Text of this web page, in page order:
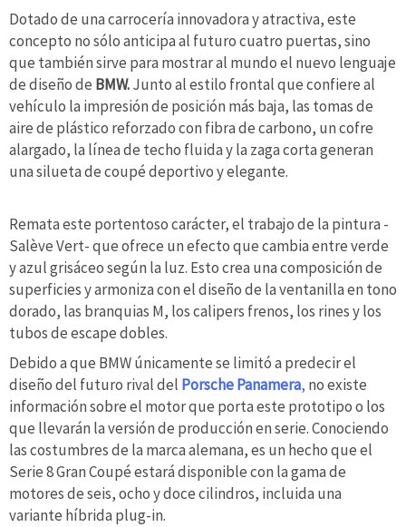
Dotado de una carrocería innovadora y atractiva, este
concepto no sólo anticipa al futuro cuatro puertas, sino
que también sirve para mostrar al mundo el nuevo lenguaje
de diseño de BMW.Junto al estilo frontal que confiere al
vehículo la impresión de posición más baja, las tomas de
aire de plástico reforzado con fibra de carbono, un cofre
alargado, la línea de techo fluida y la zaga corta generan
una silueta de coupé deportivo y elegante.
Remata este portentoso carácter, el trabajo de la pintura -
Salève Vert- que ofrece un efecto que cambia entre verde
y azul grisáceo según la luz. Esto crea una composición de
superficies y armoniza con el diseño de la ventanilla en tono
dorado, las branquias M, los calipers frenos, los rines y los
tubos de escape dobles.
Debido a que BMW únicamente se limitó a predecir el
diseño del futuro rival del Porsche Panamera, no existe
información sobre el motor que porta este prototipo o los
que llevarán la versión de producción en serie. Conociendo
las costumbres de la marca alemana, es un hecho que el
Serie 8 Gran Coupé estará disponible con la gama de
motores de seis, ocho y doce cilindros, incluida una
variante híbrida plug-in.